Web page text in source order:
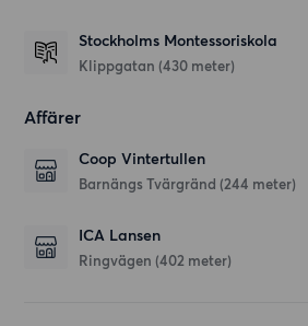
Stockholms Montessoriskola
Klippgatan (430 meter)
Affärer
Coop Vintertullen
Barnängs Tvärgränd (244 meter)
ICA Lansen
Ringvägen (402 meter)